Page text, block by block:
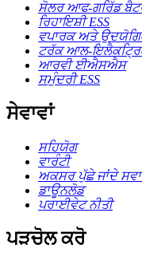
ਸੋਲਰ ਆਫ-ਗਰਿੱਡ
ਰਿਹਾਇਸ਼ੀ ESS
ਵਪਾਰਕ ਅਤੇ
ਟਰੱਕ ਆਲ-
ਆਰਵੀ ਈਐਸਐਸ
ਸਮੁੰਦਰੀ ESS
ਸੇਵਾਵਾਂ
ਸਹਿਯੋਗ
ਵਾਰੰਟੀ
ਅਕਸਰ ਪੁੱਛੇ ਜਾਂਦੇ
ਡਾਊਨਲੋਡ
ਪਰਾਈਵੇਟ ਨੀਤੀ
ਪੜਚੋਲ ਕਰੋ